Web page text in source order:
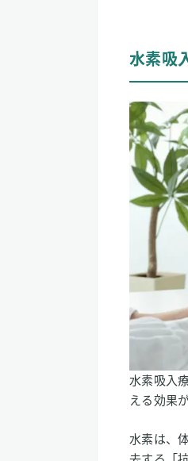
水素吸
水素吸入
える効果
水素は、